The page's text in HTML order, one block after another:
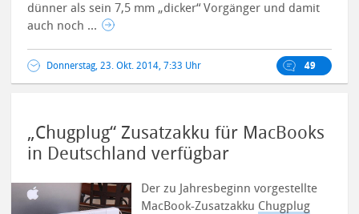
dünner als sein 7,5 mm „dicker“ Vorgänger und damit
auch noch ...
Donnerstag, 23. Okt. 2014, 7:33 Uhr 49
„Chugplug“ Zusatzakku für MacBooks
in Deutschland verfügbar
Der zu Jahresbeginn vorgestellte
MacBook-Zusatzakku Chugplug